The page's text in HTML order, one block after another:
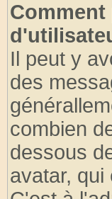
Il peut y
des
combien
dessous
avatar, qui